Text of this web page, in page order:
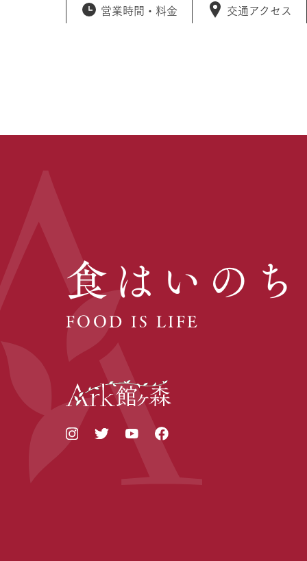
営業時間・料金 交通アクセス
食はいのち
FOOD IS LIFE